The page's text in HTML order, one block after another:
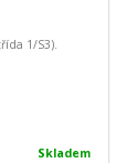
1/S3).
Skladem